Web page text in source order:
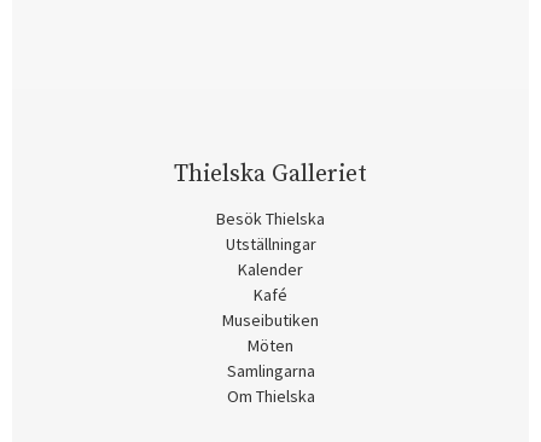
Thielska Galleriet
Besök Thielska
Utställningar
Kalender
Kafé
Museibutiken
Möten
Samlingarna
Om Thielska